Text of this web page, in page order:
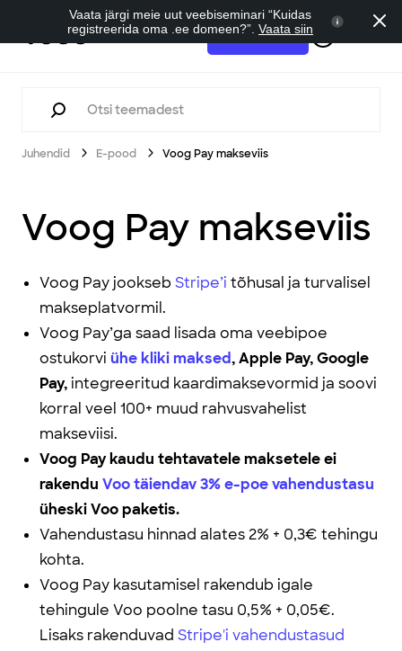
Tugi Alusta tasuta
Juhendid E-pood Voog Pay makseviis
Voog Pay makseviis
Voog Pay jookseb Stripe’i tõhusal ja turvalisel
makseplatvormil.
Voog Pay’ga saad lisada oma veebipoe
ostukorvi ühe kliki maksed, Apple Pay, Google
Pay,integreeritud kaardimaksevormid ja soovi
korral veel 100+ muud rahvusvahelist
makseviisi.
Voog Pay kaudu tehtavatele maksetele ei
rakendu Voo täiendav 3% e-poe vahendustasu
üheski Voo paketis.
Vahendustasu hinnad alates 2% + 0,3€ tehingu
kohta.
Voog Pay kasutamisel rakendub igale
tehingule Voo poolne tasu 0,5% + 0,05€.
Lisaks rakenduvad Stripe'i vahendustasud
Vaata järgi meie uut veebiseminari “Kuidas
registreerida oma .ee domeen?”. Vaata siin